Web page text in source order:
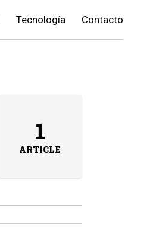
Tecnología Contacto
1
ARTICLE